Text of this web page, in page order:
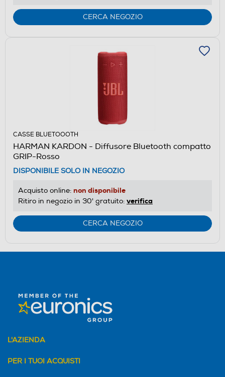
CERCA NEGOZIO
CASSE BLUETOOOTH
HARMAN KARDON - Diffusore Bluetooth compatto
GRIP-Rosso
DISPONIBILE SOLO IN NEGOZIO
Acquisto online: non disponibile
Ritiro in negozio in 30' gratuito: verifica
CERCA NEGOZIO
L'AZIENDA
PER I TUOI ACQUISTI